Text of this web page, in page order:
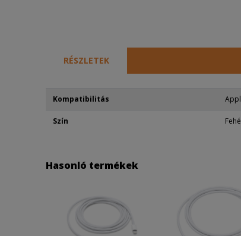
RÉSZLETEK
Kompatibilitás
Szín
Hasonló termékek